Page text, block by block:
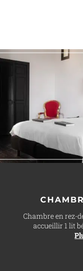
Chambre en rez-
accueillir 1 lit